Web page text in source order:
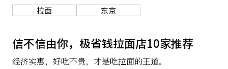
拉面 东京
信不信由你，极省钱拉面店10家推荐
经济实惠，好吃不贵，才是吃拉面的王道。